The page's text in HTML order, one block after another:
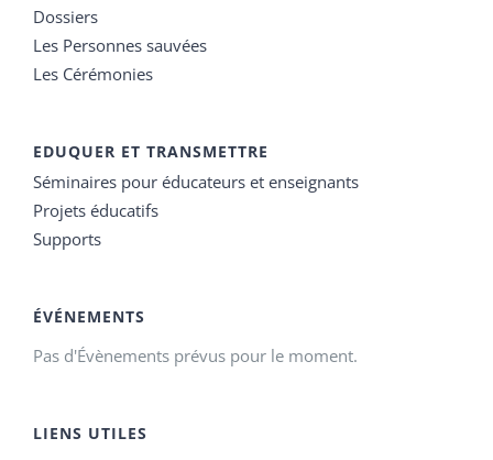
Dossiers
Les Personnes sauvées
Les Cérémonies
EDUQUER ET TRANSMETTRE
Séminaires pour éducateurs et enseignants
Projets éducatifs
Supports
ÉVÉNEMENTS
Pas d'Évènements prévus pour le moment.
LIENS UTILES